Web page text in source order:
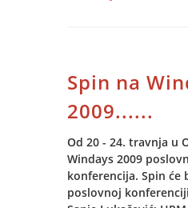
stanicama
Stjecanje znanja i
znanja u radnu
međunarodne
seminare
- najdraženije zvanje
Spin na
2009......
Od 20 - 24. travnja u
Windays 2009
konferencija. Spin će
poslovnoj